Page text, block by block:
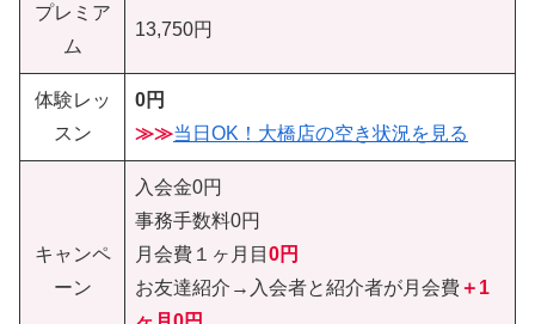
プレミア
ム
13,750円
体験レッ
スン
0円
≫≫当日OK！大橋店の空き状況を見る
キャンペ
ーン
入会金0円
事務手数料0円
月会費１ヶ月目 0円
お友達紹介→入会者と紹介者が月会費＋1